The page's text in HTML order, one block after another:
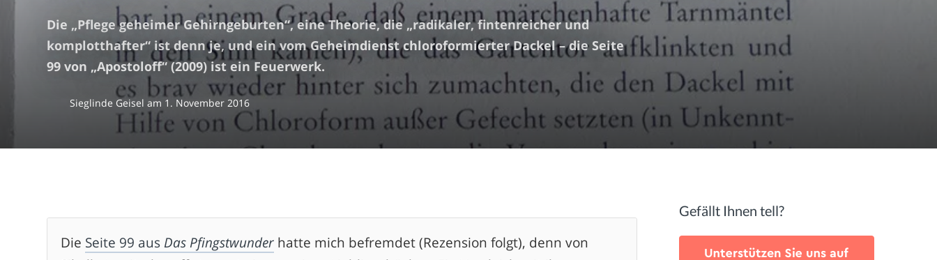
Die „Pflege geheimer Gehirngeburten“, eine Theorie, die „radikaler, fintenreicher und
komplotthafter“ ist denn je, und ein vom Geheimdienst chloroformierter Dackel – die Seite
99 von „Apostoloff“ (2009) ist ein Feuerwerk.
Sieglinde Geiselam 1. November 2016
Die Seite 99 aus Das Pfingstwunder hatte mich befremdet (Rezension folgt), denn von
Gefällt Ihnen tell?